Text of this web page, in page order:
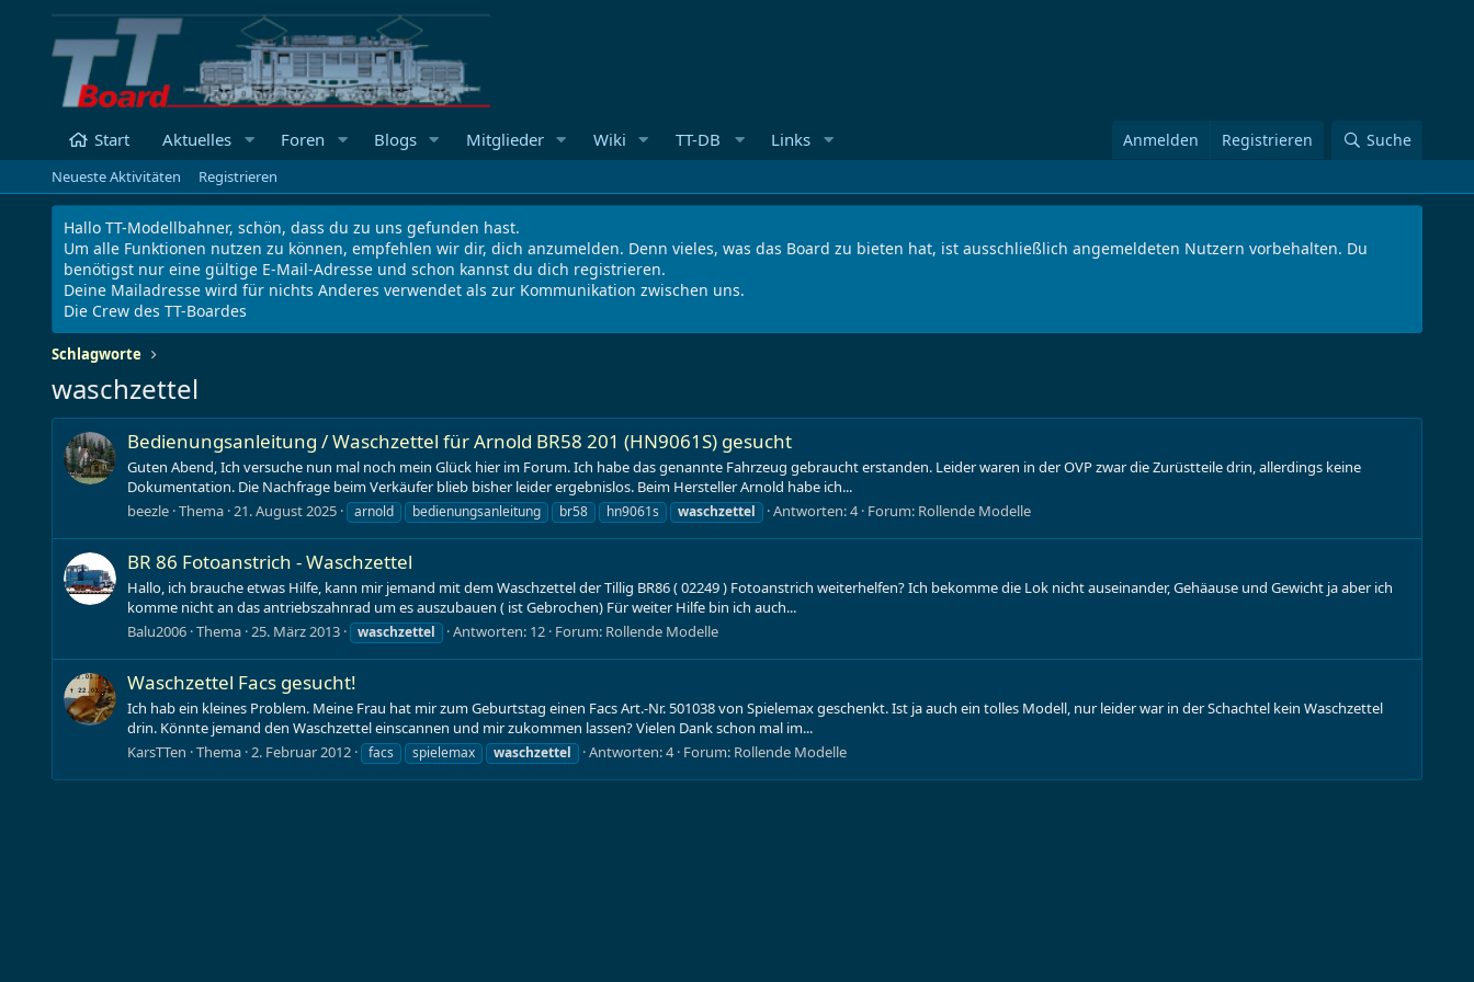
Start Aktuelles Foren Blogs Mitglieder Wiki TT-DB Links Anmelden Registrieren Suche
Neueste Aktivitäten Registrieren
Hallo TT-Modellbahner, schön, dass du zu uns gefunden hast.
Um alle Funktionen nutzen zu können, empfehlen wir dir, dich anzumelden. Denn vieles, was das Board zu bieten hat, ist ausschließlich angemeldeten Nutzern vorbehalten. Du
benötigst nur eine gültige E-Mail-Adresse und schon kannst du dich registrieren.
Deine Mailadresse wird für nichts Anderes verwendet als zur Kommunikation zwischen uns.
Die Crew des TT-Boardes
Schlagworte
waschzettel
Bedienungsanleitung / Waschzettel für Arnold BR58 201 (HN9061S) gesucht
Guten Abend, Ich versuche nun mal noch mein Glück hier im Forum. Ich habe das genannte Fahrzeug gebraucht erstanden. Leider waren in der OVP zwar die Zurüstteile drin, allerdings keine
Dokumentation. Die Nachfrage beim Verkäufer blieb bisher leider ergebnislos. Beim Hersteller Arnold habe ich...
beezle Thema 21. August 2025 arnold bedienungsanleitung br58 hn9061s waschzettel Antworten: 4 Forum: Rollende Modelle
BR 86 Fotoanstrich - Waschzettel
Hallo, ich brauche etwas Hilfe, kann mir jemand mit dem Waschzettel der Tillig BR86 ( 02249 ) Fotoanstrich weiterhelfen? Ich bekomme die Lok nicht auseinander, Gehäause und Gewicht ja aber ich
komme nicht an das antriebszahnrad um es auszubauen ( ist Gebrochen) Für weiter Hilfe bin ich auch...
Balu2006 Thema 25. März 2013 waschzettel Antworten: 12 Forum: Rollende Modelle
Waschzettel Facs gesucht!
Ich hab ein kleines Problem. Meine Frau hat mir zum Geburtstag einen Facs Art.-Nr. 501038 von Spielemax geschenkt. Ist ja auch ein tolles Modell, nur leider war in der Schachtel kein Waschzettel
drin. Könnte jemand den Waschzettel einscannen und mir zukommen lassen? Vielen Dank schon mal im...
KarsTTen Thema 2. Februar 2012 facs spielemax waschzettel Antworten: 4 Forum: Rollende Modelle